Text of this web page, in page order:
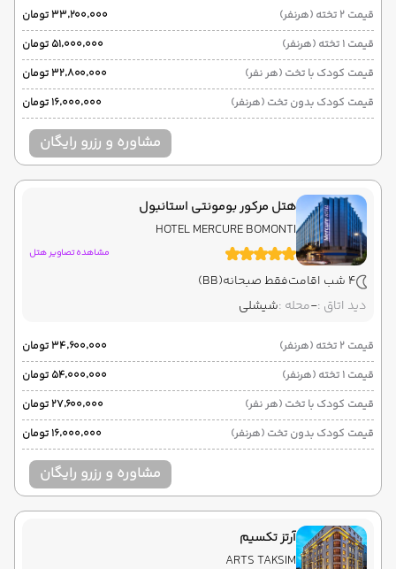
قیمت 2 تخته (هرنفر)
۳۳٬۲۰۰٬۰۰۰ تومان
قیمت 1 تخته (هرنفر)
۵۱٬۰۰۰٬۰۰۰ تومان
قیمت کودک با تخت (هر نفر)
۳۲٬۸۰۰٬۰۰۰ تومان
قیمت کودک بدون تخت (هرنفر)
۱۶٬۰۰۰٬۰۰۰ تومان
مشاوره و رزرو رایگان
هتل مرکور بومونتی استانبول
HOTEL MERCURE BOMONTI
مشاهده تصاویر هتل
4 شب اقامت فقط صبحانه(BB)
دید اتاق :-محله :شیشلی
قیمت 2 تخته (هرنفر)
۳۴٬۶۰۰٬۰۰۰ تومان
قیمت 1 تخته (هرنفر)
۵۴٬۰۰۰٬۰۰۰ تومان
قیمت کودک با تخت (هر نفر)
۲۷٬۶۰۰٬۰۰۰ تومان
قیمت کودک بدون تخت (هرنفر)
۱۶٬۰۰۰٬۰۰۰ تومان
مشاوره و رزرو رایگان
آرتز تکسیم
ARTS TAKSIM